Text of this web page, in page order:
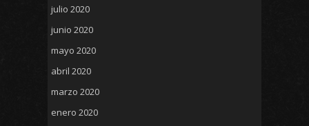
julio 2020
junio 2020
mayo 2020
abril 2020
marzo 2020
enero 2020